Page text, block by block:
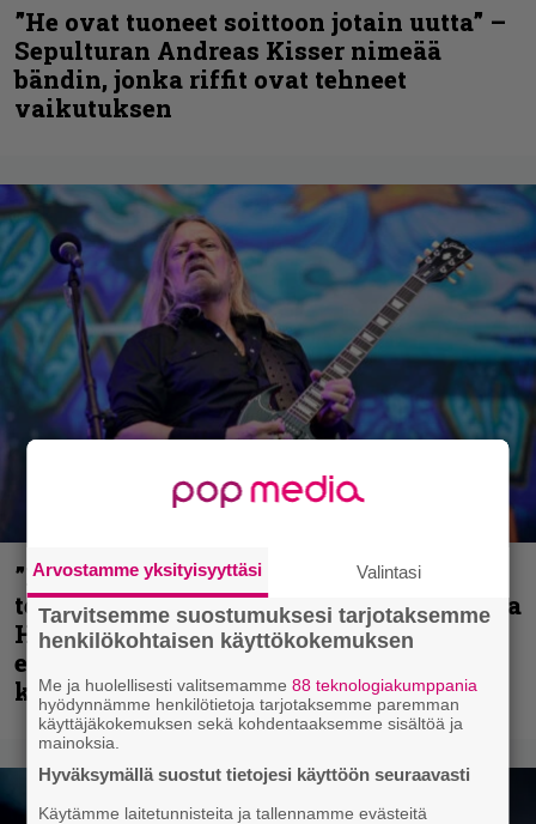
”He ovat tuoneet soittoon jotain uutta” –
Sepulturan Andreas Kisser nimeää
bändin, jonka riffit ovat tehneet
vaikutuksen
”Metallica on tiukempi kuin koskaan ja
te haluatte jonkun nulikan yrittävän olla
Hetfield?” – Pepper Keenan muisteli
ensimmäistä koesoittoaan hevijätin
kanssa
Arvostamme yksityisyyttäsi Valintasi
Tarvitsemme suostumuksesi tarjotaksemme
henkilökohtaisen käyttökokemuksen
Me ja huolellisesti valitsemamme88 teknologiakumppania
hyödynnämme henkilötietoja tarjotaksemme paremman
käyttäjäkokemuksen sekä kohdentaaksemme sisältöä ja
mainoksia.
Hyväksymällä suostut tietojesi käyttöön seuraavasti
Käytämme laitetunnisteita ja tallennamme evästeitä